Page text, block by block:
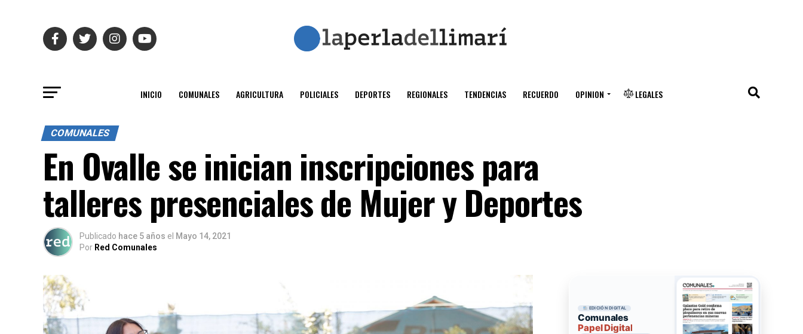
INICIO COMUNALES AGRICULTURA POLICIALES DEPORTES REGIONALES TENDENCIAS RECUERDO OPINION LEGALES
COMUNALES
En Ovalle se inician inscripciones para
talleres presenciales de Mujer y Deportes
Publicado hace 5 años el Mayo 14, 2021
Por Red Comunales
EDICIÓN DIGITAL
Comunales
Papel Digital